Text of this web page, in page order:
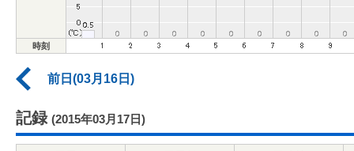
時刻
前日(03月16日)
記録 (2015年03月17日)